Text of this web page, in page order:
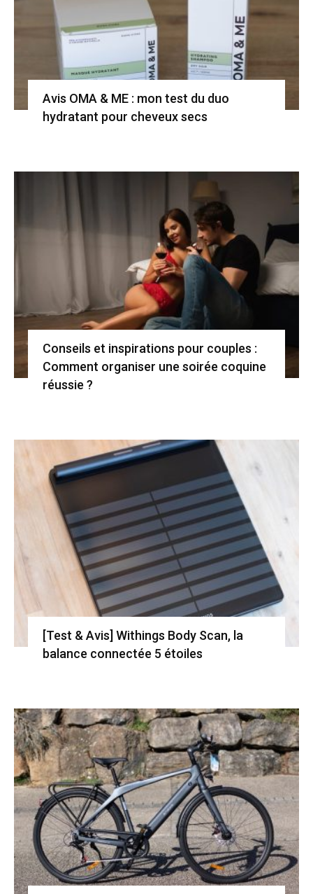
Avis OMA & ME : mon test du duo
hydratant pour cheveux secs
Conseils et inspirations pour couples :
Comment organiser une soirée coquine
réussie ?
[Test & Avis] Withings Body Scan, la
balance connectée 5 étoiles